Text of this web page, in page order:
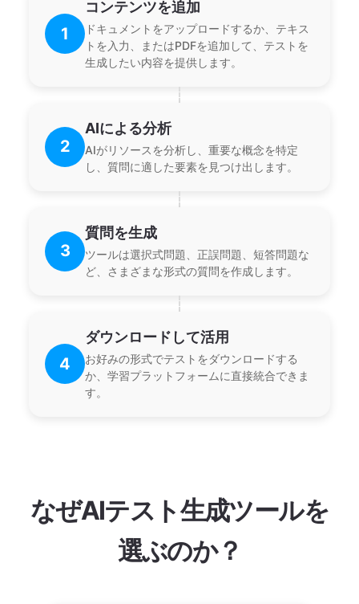
1
コンテンツを追加
ドキュメントをアップロードするか、テキス
トを入力、またはPDFを追加して、テストを
生成したい内容を提供します。
2
AIによる分析
AIがリソースを分析し、重要な概念を特定
し、質問に適した要素を見つけ出します。
3
質問を生成
ツールは選択式問題、正誤問題、短答問題な
ど、さまざまな形式の質問を作成します。
4
ダウンロードして活用
お好みの形式でテストをダウンロードする
か、学習プラットフォームに直接統合できま
す。
なぜAIテスト生成ツールを
選ぶのか？